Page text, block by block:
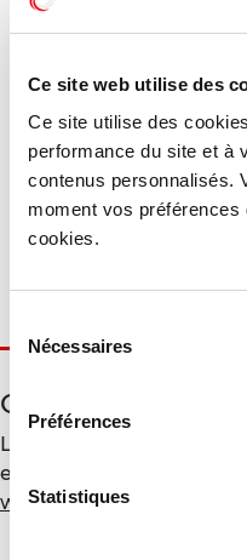
Ce site web utilise des
Ce site utilise des
performance du site et à
contenus personnalisés.
moment vos
cookies.
du Nécessaires
Préférences
Statistiques
DPE - GES
Diagnostic en cours
Gaz à effet de serre
Diagnostic en cours
Géorisques
Les informations sur les
exposé sont disponibles
www.georisques.gouv.fr